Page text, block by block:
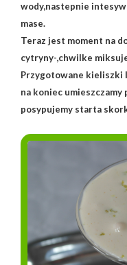
wody,nastepnie
mase.
Teraz jest moment na
cytryny-,chwilke
Przygotowane kieliszki
na koniec
posypujemy starta